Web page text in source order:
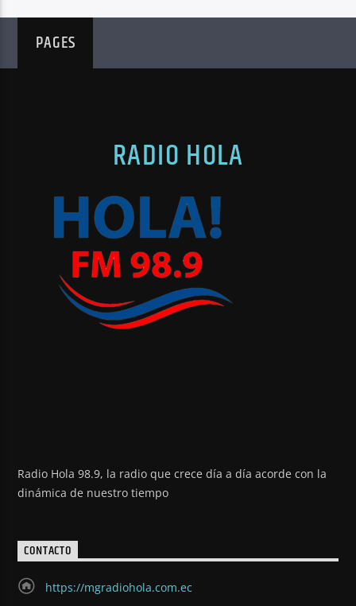
PAGES
RADIO HOLA
Radio Hola 98.9, la radio que crece día a día acorde con la
dinámica de nuestro tiempo
CONTACTO
https://mgradiohola.com.ec